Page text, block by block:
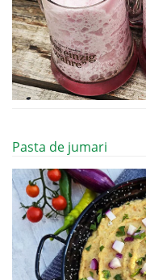
Pasta de jumari